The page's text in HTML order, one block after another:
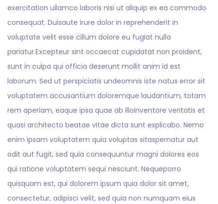
exercitation ullamco laboris nisi ut aliquip ex ea commodo
consequat. Duisaute irure dolor in reprehenderit in
voluptate velit esse cillum dolore eu fugiat nulla
pariatur.Excepteur sint occaecat cupidatat non proident,
sunt in culpa qui officia deserunt mollit anim id est
laborum. Sed ut perspiciatis undeomnis iste natus error sit
voluptatem accusantium doloremque laudantium, totam
rem aperiam, eaque ipsa quae ab illoinventore veritatis et
quasi architecto beatae vitae dicta sunt explicabo. Nemo
enim ipsam voluptatem quia voluptas sitaspernatur aut
odit aut fugit, sed quia consequuntur magni dolores eos
qui ratione voluptatem sequi nesciunt. Nequeporro
quisquam est, qui dolorem ipsum quia dolor sit amet,
consectetur, adipisci velit, sed quia non numquam eius